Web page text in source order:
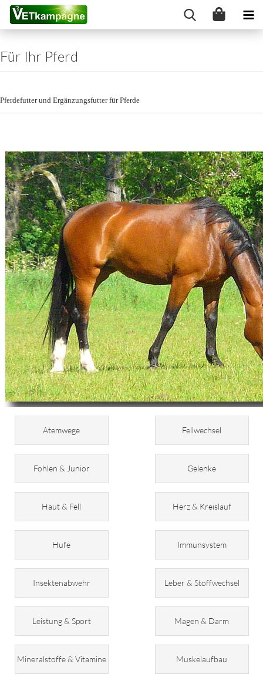
Für Ihr Pferd
Pferdefutter und Ergänzungsfutter für Pferde
Atemwege Fellwechsel
Fohlen & Junior Gelenke
Haut & Fell Herz & Kreislauf
Hufe Immunsystem
Insektenabwehr Leber & Stoffwechsel
Leistung & Sport Magen & Darm
Mineralstoffe & Vitamine Muskelaufbau